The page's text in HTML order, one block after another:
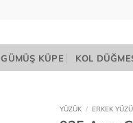
GÜMÜŞ KÜPE KOL
YÜZÜK / ERKEK